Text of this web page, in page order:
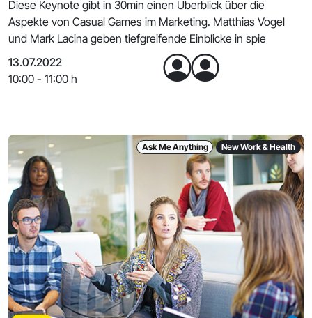
Diese Keynote gibt in 30min einen Überblick über die
Aspekte von Casual Games im Marketing. Matthias Vogel
und Mark Lacina geben tiefgreifende Einblicke in spie
13.07.2022
10:00 - 11:00 h
Ask Me Anything New Work & Health